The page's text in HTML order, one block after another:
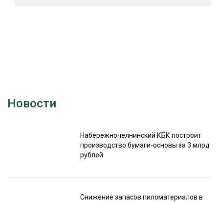
Новости
Набережночелнинский КБК построит
производство бумаги-основы за 3 млрд
рублей
Снижение запасов пиломатериалов в